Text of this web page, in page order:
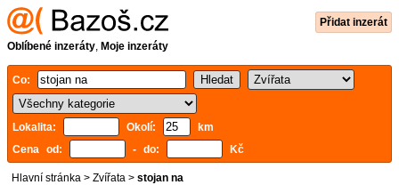
Přidat inzerát
Oblíbené inzeráty, Moje inzeráty
Co:
Lokalita: Okolí:
km
Cena od:
- do: Kč
Hlavní stránka > Zvířata > stojan na